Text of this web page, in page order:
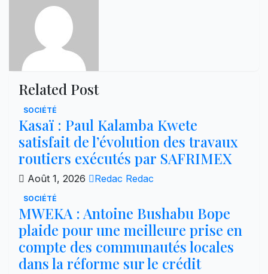
Related Post
SOCIÉTÉ
Kasaï : Paul Kalamba Kwete
satisfait de l’évolution des travaux
routiers exécutés par SAFRIMEX
Août 1, 2026 Redac Redac
SOCIÉTÉ
MWEKA : Antoine Bushabu Bope
plaide pour une meilleure prise en
compte des communautés locales
dans la réforme sur le crédit